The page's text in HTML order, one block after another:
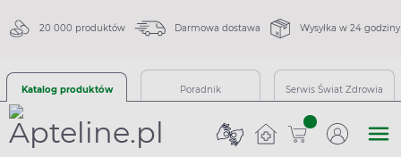
20 000 produktów Darmowa dostawa Wysyłka w 24 godziny
Katalog produktów Poradnik Serwis Świat Zdrowia
sztuk